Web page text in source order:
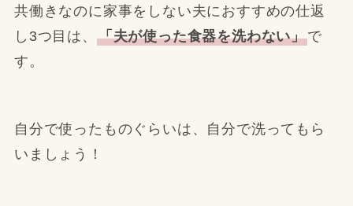
共働きなのに家事をしない夫におすすめの仕返
し3つ目は、 「夫が使った食器を洗わない」で
す。
自分で使ったものぐらいは、自分で洗ってもら
いましょう！